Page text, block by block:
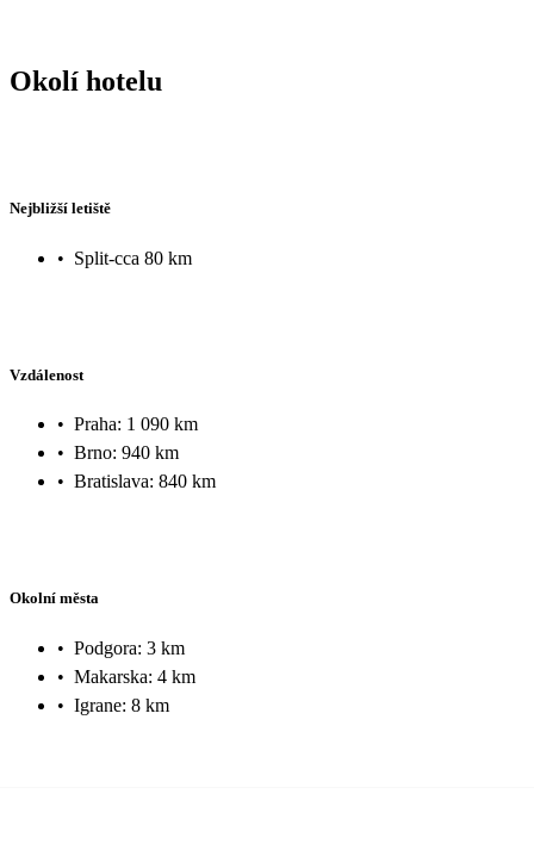
Okolí hotelu
Nejbližší letiště
• Split-cca 80 km
Vzdálenost
• Praha: 1 090 km
• Brno: 940 km
• Bratislava: 840 km
Okolní města
• Podgora: 3 km
• Makarska: 4 km
• Igrane: 8 km